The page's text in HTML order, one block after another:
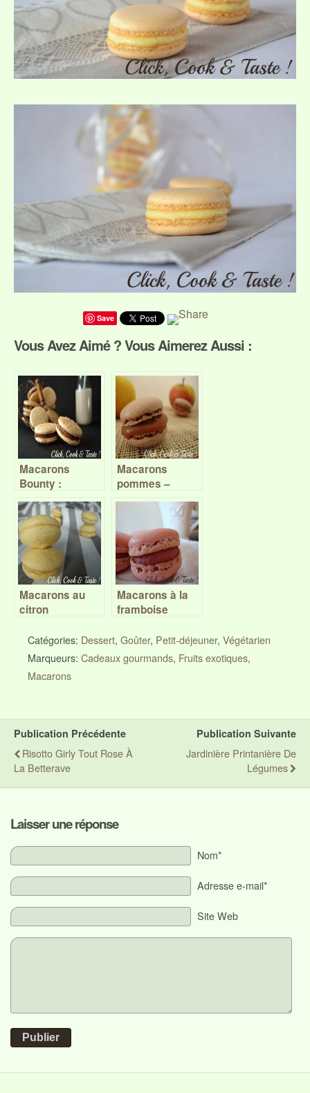
Save
Vous Avez Aimé ? Vous Aimerez Aussi :
Macarons
Bounty :
chocolat au lait
et noix de coco
– Battle food
#19
Macarons
pommes –
caramel au
beurre salé
Macarons au
citron
Macarons à la
framboise
Catégories: Dessert, Goûter, Petit-déjeuner, Végétarien
Marqueurs: Cadeaux gourmands, Fruits exotiques,
Macarons
Publication Précédente
Risotto Girly Tout Rose À
La Betterave
Publication Suivante
Jardinière Printanière De
Légumes
Laisser une réponse
Nom*
Adresse e-mail*
Site Web
Publier